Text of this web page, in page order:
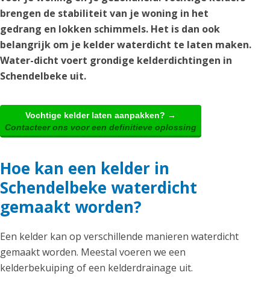
brengen de stabiliteit van je woning in het
gedrang en lokken schimmels. Het is dan ook
belangrijk om je kelder waterdicht te laten maken.
Water-dicht voert grondige kelderdichtingen in
Schendelbeke uit.
Vochtige kelder laten aanpakken? →
Contacteer ons voor een definitieve oplossing
Hoe kan een kelder in
Schendelbeke waterdicht
gemaakt worden?
Een kelder kan op verschillende manieren waterdicht
gemaakt worden. Meestal voeren we een
kelderbekuiping of een kelderdrainage uit.